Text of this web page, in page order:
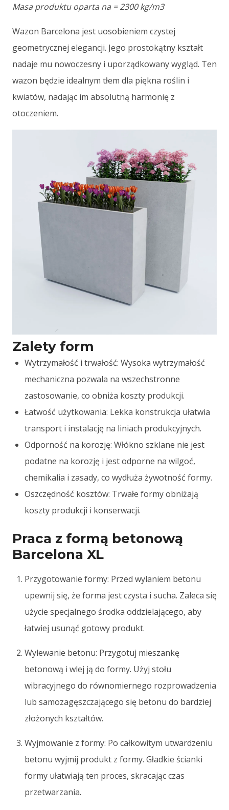
Masa produktu oparta na = 2300 kg/m3
Wazon Barcelona jest uosobieniem czystej
geometrycznej elegancji. Jego prostokątny kształt
nadaje mu nowoczesny i uporządkowany wygląd. Ten
wazon będzie idealnym tłem dla piękna roślin i
kwiatów, nadając im absolutną harmonię z
otoczeniem.
Zalety form
Wytrzymałość i trwałość: Wysoka wytrzymałość
mechaniczna pozwala na wszechstronne
zastosowanie, co obniża koszty produkcji.
Łatwość użytkowania: Lekka konstrukcja ułatwia
transport i instalację na liniach produkcyjnych.
Odporność na korozję: Włókno szklane nie jest
podatne na korozję i jest odporne na wilgoć,
chemikalia i zasady, co wydłuża żywotność formy.
Oszczędność kosztów: Trwałe formy obniżają
koszty produkcji i konserwacji.
Praca z formą betonową
Barcelona XL
Przygotowanie formy: Przed wylaniem betonu
upewnij się, że forma jest czysta i sucha. Zaleca się
użycie specjalnego środka oddzielającego, aby
łatwiej usunąć gotowy produkt.
Wylewanie betonu: Przygotuj mieszankę
betonową i wlej ją do formy. Użyj stołu
wibracyjnego do równomiernego rozprowadzenia
lub samozagęszczającego się betonu do bardziej
złożonych kształtów.
Wyjmowanie z formy: Po całkowitym utwardzeniu
betonu wyjmij produkt z formy. Gładkie ścianki
formy ułatwiają ten proces, skracając czas
przetwarzania.